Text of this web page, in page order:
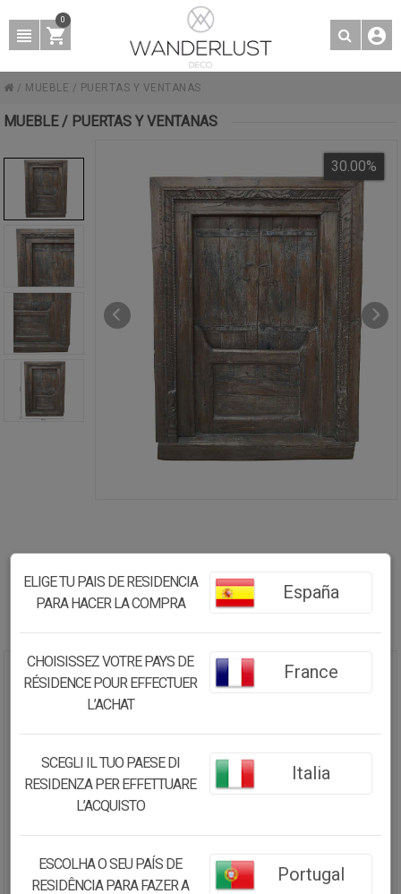
0
/ MUEBLE / PUERTAS Y VENTANAS
MUEBLE / PUERTAS Y VENTANAS
VENTANA DE MADERA ACABADO
ARTESANAL MARRÓN
761.97€
30.00%
533.38€
Cantidad:
ELIGE TU PAIS DE RESIDENCIA
PARA HACER LA COMPRA
España
CHOISISSEZ VOTRE PAYS DE
RÉSIDENCE POUR EFFECTUER
L’ACHAT
France
SCEGLI IL TUO PAESE DI
RESIDENZA PER EFFETTUARE
L’ACQUISTO
Italia
ESCOLHA O SEU PAÍS DE
RESIDÊNCIA PARA FAZER A
Portugal